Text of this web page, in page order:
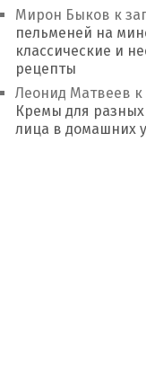
Мирон Быков к
пельменей на
классические и
рецепты
Леонид Матвеев
Кремы для
лица в домашних